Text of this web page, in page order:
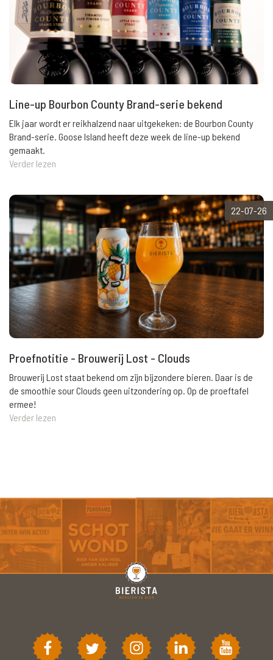
Line-up Bourbon County Brand-serie bekend
Elk jaar wordt er reikhalzend naar uitgekeken: de Bourbon County
Brand-serie. Goose Island heeft deze week de line-up bekend
gemaakt.
Verder lezen
22-07-26
Proefnotitie - Brouwerij Lost - Clouds
Brouwerij Lost staat bekend om zijn bijzondere bieren. Daar is de
de smoothie sour Clouds geen uitzondering op. Op de proeftafel
ermee!
Verder lezen